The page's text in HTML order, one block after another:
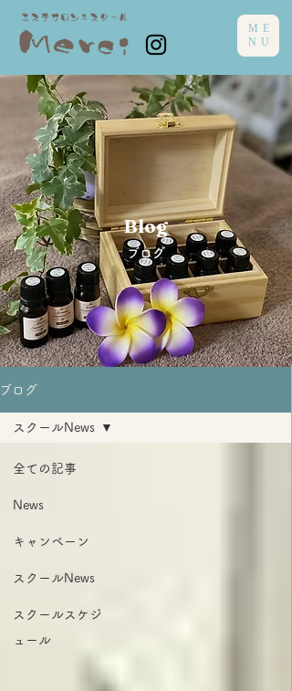
ME
NU
Blog
ブログ
ブログ
全ての記事
News
キャンペーン
スクールNews
スクールスケジ
ュール
スクールNews